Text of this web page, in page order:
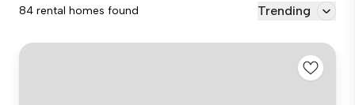
84 rental homes found Trending